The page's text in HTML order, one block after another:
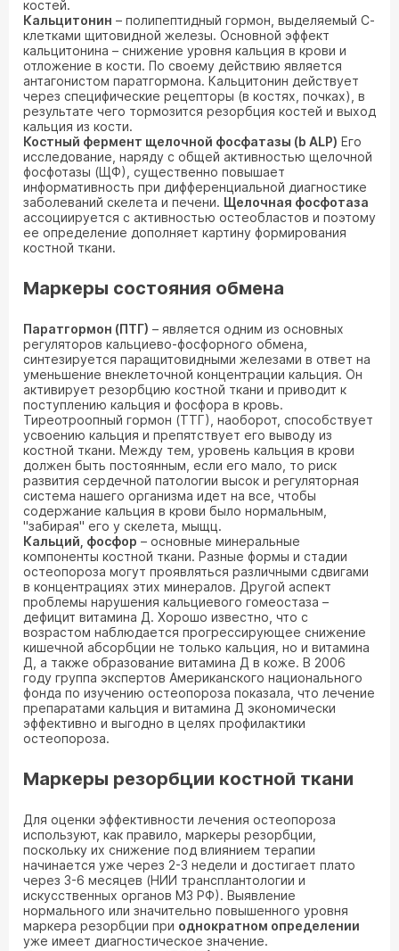
костей.
Кальцитонин – полипептидный гормон, выделяемый С-
клетками щитовидной железы. Основной эффект
кальцитонина – снижение уровня кальция в крови и
отложение в кости. По своему действию является
антагонистом паратгормона. Кальцитонин действует
через специфические рецепторы (в костях, почках), в
результате чего тормозится резорбция костей и выход
кальция из кости.
Костный фермент щелочной фосфатазы (b ALP) Его
исследование, наряду с общей активностью щелочной
фосфотазы (ЩФ), существенно повышает
информативность при дифференциальной диагностике
заболеваний скелета и печени. Щелочная фосфотаза
ассоциируется с активностью остеобластов и поэтому
ее определение дополняет картину формирования
костной ткани.
Маркеры состояния обмена
Паратгормон (ПТГ) – является одним из основных
регуляторов кальциево-фосфорного обмена,
синтезируется паращитовидными железами в ответ на
уменьшение внеклеточной концентрации кальция. Он
активирует резорбцию костной ткани и приводит к
поступлению кальция и фосфора в кровь.
Тиреотроопный гормон (ТТГ), наоборот, способствует
усвоению кальция и препятствует его выводу из
костной ткани. Между тем, уровень кальция в крови
должен быть постоянным, если его мало, то риск
развития сердечной патологии высок и регуляторная
система нашего организма идет на все, чтобы
содержание кальция в крови было нормальным,
"забирая" его у скелета, мыщц.
Кальций, фосфор – основные минеральные
компоненты костной ткани. Разные формы и стадии
остеопороза могут проявляться различными сдвигами
в концентрациях этих минералов. Другой аспект
проблемы нарушения кальциевого гомеостаза –
дефицит витамина Д. Хорошо известно, что с
возрастом наблюдается прогрессирующее снижение
кишечной абсорбции не только кальция, но и витамина
Д, а также образование витамина Д в коже. В 2006
году группа экспертов Американского национального
фонда по изучению остеопороза показала, что лечение
препаратами кальция и витамина Д экономически
эффективно и выгодно в целях профилактики
остеопороза.
Маркеры резорбции костной ткани
Для оценки эффективности лечения остеопороза
используют, как правило, маркеры резорбции,
поскольку их снижение под влиянием терапии
начинается уже через 2-3 недели и достигает плато
через 3-6 месяцев (НИИ трансплантологии и
искусственных органов МЗ РФ). Выявление
нормального или значительно повышенного уровня
маркера резорбции при однократном определении
уже имеет диагностическое значение.